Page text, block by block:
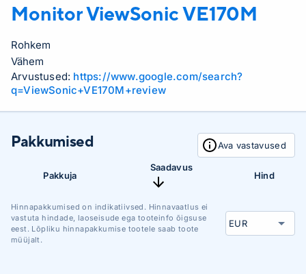
Monitor ViewSonicVE170M
Rohkem
Vähem
Arvustused: https://www.google.com/search?
q=ViewSonic+VE170M+review
Pakkumised Ava vastavused
Pakkuja
Saadavus
Hind
Hinnapakkumised on indikatiivsed. Hinnavaatlus ei
vastuta hindade, laoseisude ega tooteinfo õigsuse
eest. Lõpliku hinnapakkumise tootele saab toote
müüjalt.